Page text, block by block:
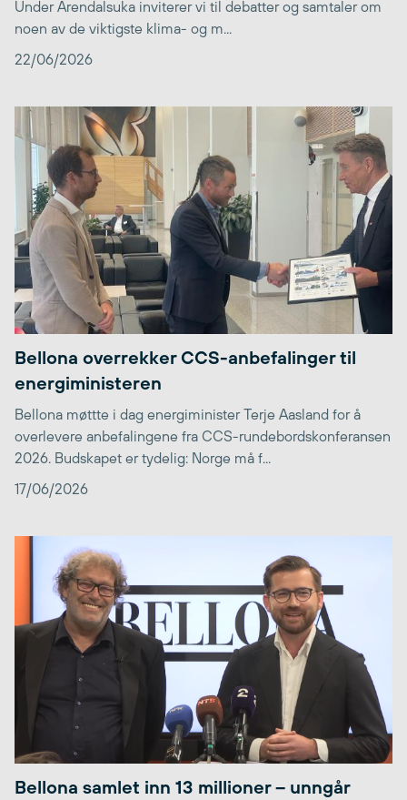
Under Arendalsuka inviterer vi til debatter og samtaler om
noen av de viktigste klima- og m...
22/06/2026
Bellona overrekker CCS-anbefalinger til
energiministeren
Bellona møttte i dag energiminister Terje Aasland for å
overlevere anbefalingene fra CCS-rundebordskonferansen
2026. Budskapet er tydelig: Norge må f...
17/06/2026
Bellona samlet inn 13 millioner – unngår